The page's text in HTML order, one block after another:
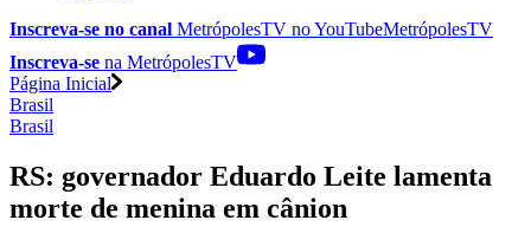
Inscreva-se no canal MetrópolesTV noYouTubeMetrópolesTV
Inscreva-se na MetrópolesTV
Página Inicial
Brasil
Brasil
RS: governador Eduardo Leite lamenta
morte de menina em cânion